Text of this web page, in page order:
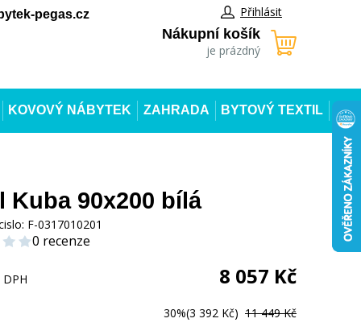
pegas.cz Přihlásit
Nákupní košík
je prázdný
KOVOVÝ NÁBYTEK ZAHRADA BYTOVÝ TEXTIL
Kuba 90x200 bílá
F-0317010201
0 recenze
8 057 Kč
30%(3 392 Kč) 11 449 Kč